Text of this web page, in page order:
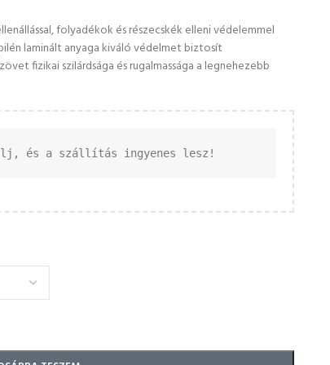
folyadékok és részecskék elleni védelemmel
laminált anyaga kiváló védelmet biztosít
fizikai szilárdsága és rugalmassága a legnehezebb
és a szállítás ingyenes lesz!